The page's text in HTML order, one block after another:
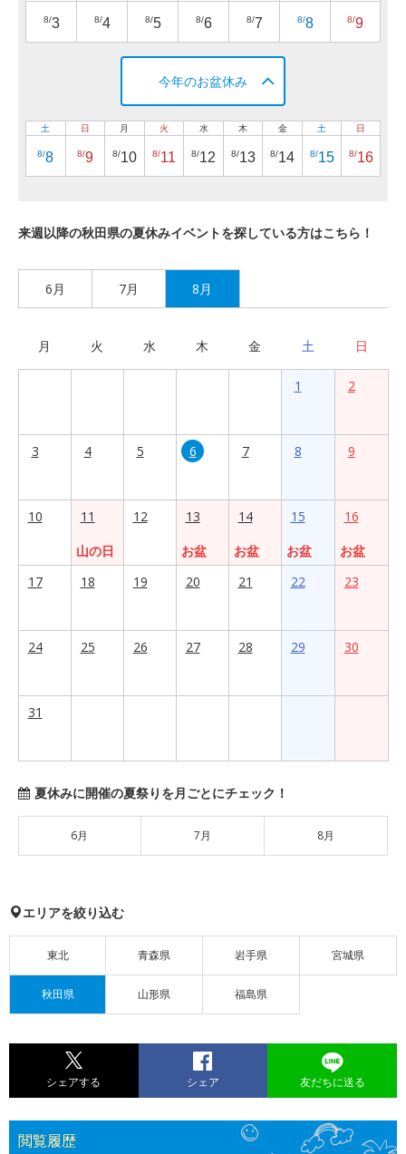
8/3 8/4 8/5 8/6 8/7 8/8 8/9
今年のお盆休み
土
8/8
日
8/9
月
8/10
火
8/11
水
8/12
木
8/13
金
8/14
土
8/15
日
8/16
来週以降の秋田県の夏休みイベントを探している方はこちら！
6月 7月 8月
月 火 水 木 金 土 日
1 2
3 4 5 6 7 8 9
10
11
山の日
12
13
お盆
14
お盆
15
お盆
16
お盆
17
18 19 20 21 22 23
24 25 26 27 28 29 30
31
夏休みに開催の夏祭りを月ごとにチェック！
6月 7月 8月
エリアを絞り込む
東北 青森県 岩手県 宮城県
秋田県 山形県 福島県
シェアする シェア 友だちに送る
閲覧履歴